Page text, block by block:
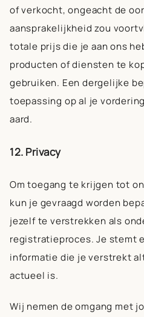
of verkocht, ongeacht de
aansprakelijkheid zou
totale prijs die je aan ons
producten of diensten te
gebruiken. Een dergelijke
toepassing op al je
aard.
12. Privacy
Om toegang te krijgen tot
kun je gevraagd worden
jezelf te verstrekken als
registratieproces. Je stemt
informatie die je verstrekt
actueel is.
Wij nemen de omgang met